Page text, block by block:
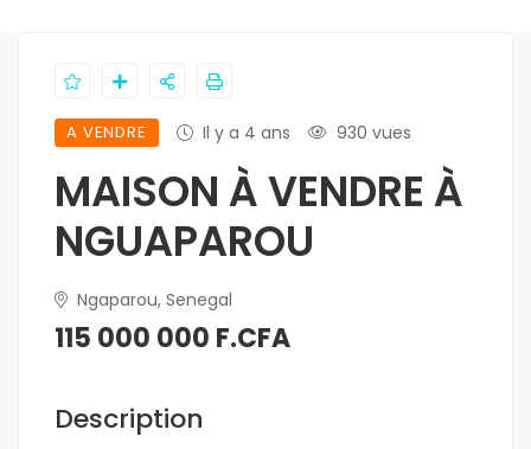
A VENDRE Il y a 4 ans 930 vues
MAISON À VENDRE À
NGUAPAROU
Ngaparou, Senegal
115 000 000 F.CFA
Description